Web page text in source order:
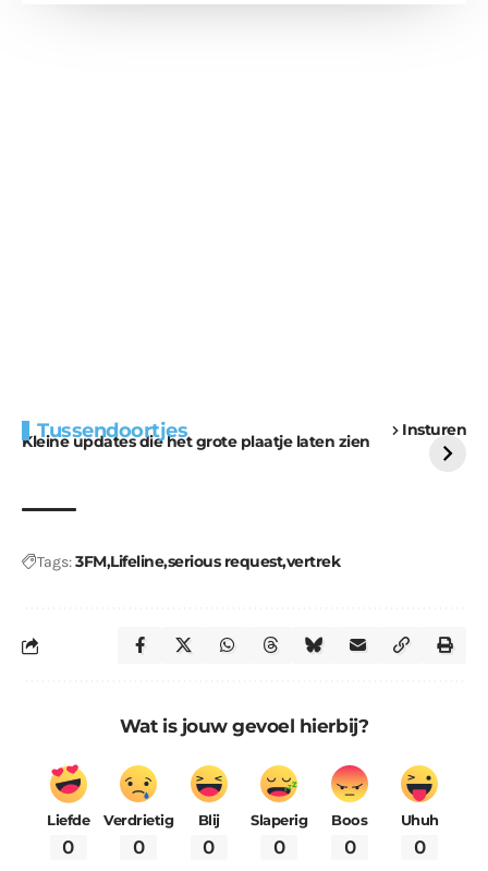
Tussendoortjes Insturen
Kleine updates die het grote plaatje laten zien
voor kabouters
uitdaging
Tags:3FMLifelineserious requestvertrek
Wat is jouw gevoel hierbij?
Liefde
0
Verdrietig
0
Blij
0
Slaperig
0
Boos
0
Uhuh
0